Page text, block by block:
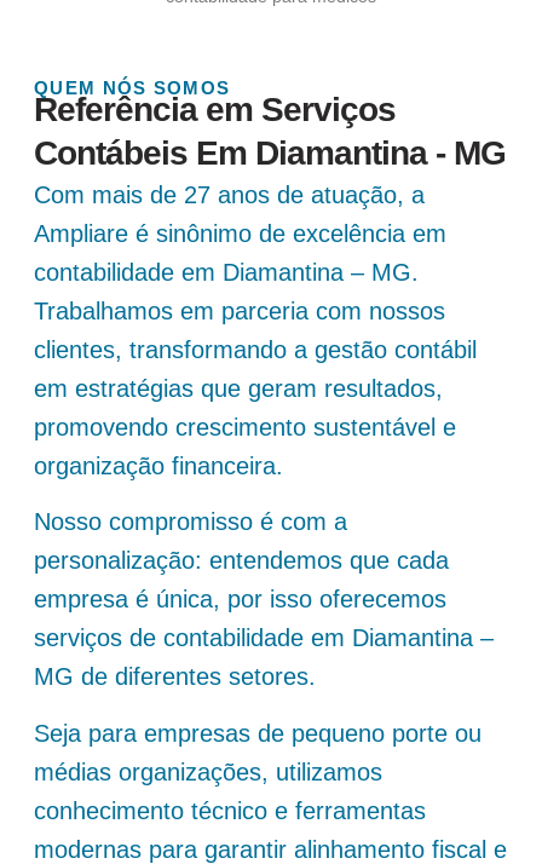
QUEM NÓS SOMOS
Referência em Serviços
Contábeis Em Diamantina - MG
Com mais de 27 anos de atuação, a
Ampliare é sinônimo de excelência em
contabilidade em Diamantina – MG.
Trabalhamos em parceria com nossos
clientes, transformando a gestão contábil
em estratégias que geram resultados,
promovendo crescimento sustentável e
organização financeira.
Nosso compromisso é com a
personalização: entendemos que cada
empresa é única, por isso oferecemos
serviços de contabilidade em Diamantina –
MG de diferentes setores.
Seja para empresas de pequeno porte ou
médias organizações, utilizamos
conhecimento técnico e ferramentas
modernas para garantir alinhamento fiscal e